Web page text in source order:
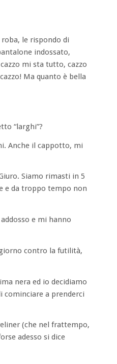
le rispondo di
indossato,
mi sta tutto, cazzo
Ma quanto è bella
“larghi”?
Anche il cappotto, mi
Siamo rimasti in 5
e da troppo tempo non
e mi hanno
contro la futilità,
nera ed io decidiamo
a prenderci
(che nel frattempo,
adesso si dice